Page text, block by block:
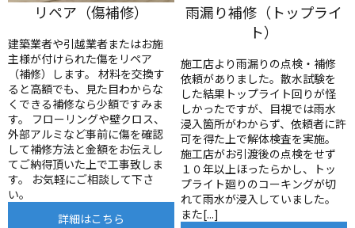
リペア（傷補修）
建築業者や引越業者またはお施
主様が付けられた傷をリペア
（補修）します。 材料を交換す
ると高額でも、見た目わからな
くできる補修なら少額ですみま
す。 フローリングや壁クロス、
外部アルミなど事前に傷を確認
して補修方法と金額をお伝えし
てご納得頂いた上で工事致しま
す。 お気軽にご相談して下さ
い。
詳細はこちら
雨漏り補修（トップライ
ト）
施工店より雨漏りの点検・補修
依頼がありました。散水試験を
した結果トップライト回りが怪
しかったですが、目視では雨水
浸入箇所がわからず、依頼者に許
可を得た上で解体検査を実施。
施工店がお引渡後の点検をせず
１０年以上ほったらかし、トッ
プライト廻りのコーキングが切
れて雨水が浸入していました。
また[...]